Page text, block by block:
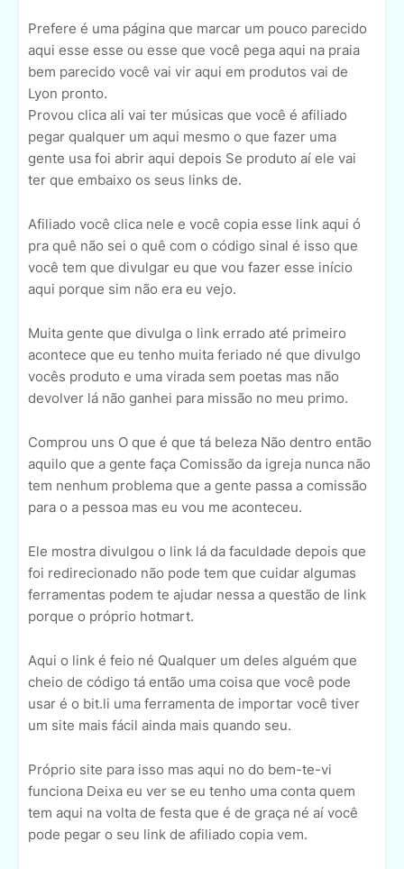
Prefere é uma página que marcar um pouco parecido
aqui esse esse ou esse que você pega aqui na praia
bem parecido você vai vir aqui em produtos vai de
Lyon pronto.
Provou clica ali vai ter músicas que você é afiliado
pegar qualquer um aqui mesmo o que fazer uma
gente usa foi abrir aqui depois Se produto aí ele vai
ter que embaixo os seus links de.
Afiliado você clica nele e você copia esse link aqui ó
pra quê não sei o quê com o código sinal é isso que
você tem que divulgar eu que vou fazer esse início
aqui porque sim não era eu vejo.
Muita gente que divulga o link errado até primeiro
acontece que eu tenho muita feriado né que divulgo
vocês produto e uma virada sem poetas mas não
devolver lá não ganhei para missão no meu primo.
Comprou uns O que é que tá beleza Não dentro então
aquilo que a gente faça Comissão da igreja nunca não
tem nenhum problema que a gente passa a comissão
para o a pessoa mas eu vou me aconteceu.
Ele mostra divulgou o link lá da faculdade depois que
foi redirecionado não pode tem que cuidar algumas
ferramentas podem te ajudar nessa a questão de link
porque o próprio hotmart.
Aqui o link é feio né Qualquer um deles alguém que
cheio de código tá então uma coisa que você pode
usar é o bit.li uma ferramenta de importar você tiver
um site mais fácil ainda mais quando seu.
Próprio site para isso mas aqui no do bem-te-vi
funciona Deixa eu ver se eu tenho uma conta quem
tem aqui na volta de festa que é de graça né aí você
pode pegar o seu link de afiliado copia vem.